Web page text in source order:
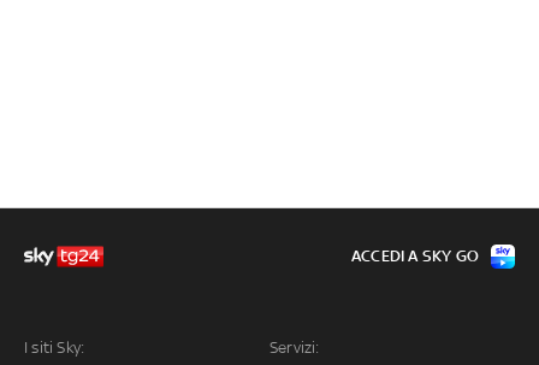
I siti Sky: Servizi:
ACCEDI A SKY GO